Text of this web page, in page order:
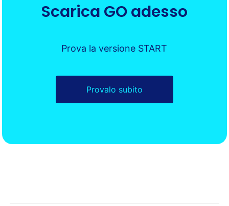
Scarica GO adesso
Prova la versione START
Provalo subito